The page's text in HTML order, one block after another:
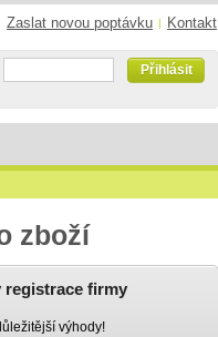
Zaslat novou poptávku | Kontakt
Přihlásit
zboží
registrace firmy
výhody!